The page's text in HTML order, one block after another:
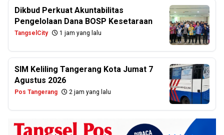
Dikbud Perkuat Akuntabilitas
Pengelolaan Dana BOSP Kesetaraan
TangselCity 1 jam yang lalu
SIM Keliling Tangerang Kota Jumat 7
Agustus 2026
Pos Tangerang 2 jam yang lalu